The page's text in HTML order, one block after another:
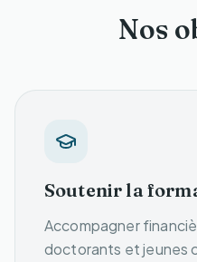
Nos
Soutenir la
Accompagner
doctorants et jeunes